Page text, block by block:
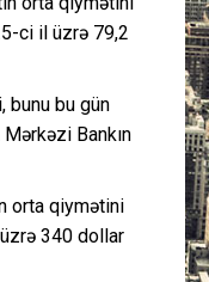
etikası
ci il üzrə 79,2
bunu bu gün
Bankın
orta qiymətini
340 dollar